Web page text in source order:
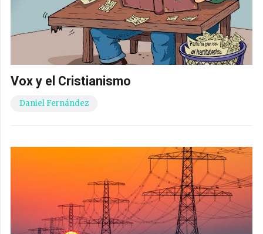
Vox y el Cristianismo
Daniel Fernández